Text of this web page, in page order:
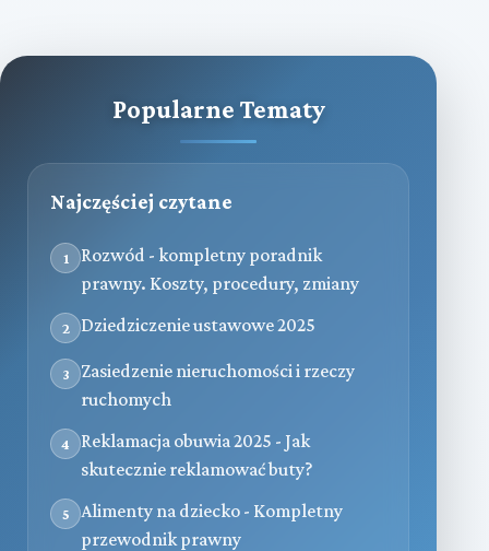
Popularne Tematy
Najczęściej czytane
1
Rozwód - kompletny poradnik
prawny. Koszty, procedury, zmiany
2 Dziedziczenie ustawowe 2025
3
Zasiedzenie nieruchomości i rzeczy
ruchomych
4
Reklamacja obuwia 2025 - Jak
skutecznie reklamować buty?
5
Alimenty na dziecko - Kompletny
przewodnik prawny